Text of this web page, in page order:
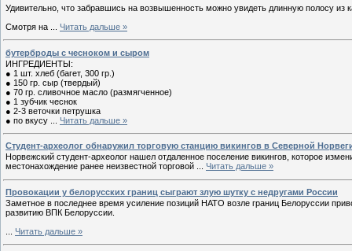
Удивительно, что забравшись на возвышенность можно увидеть длинную полосу из
Смотря на
Читать дальше »
бутерброды с чесноком и сыром
ИНГРЕДИЕНТЫ:
● 1 шт. хлеб (багет, 300 гр.)
● 150 гр. сыр (твердый)
● 70 гр. сливочное масло (размягченное)
● 1 зубчик чеснок
● 2-3 веточки петрушка
● по вкусу
Читать дальше »
Студент-археолог обнаружил торговую станцию викингов в Северной
Норвежский студент-археолог нашел отдаленное поселение викингов, которое
местонахождение ранее неизвестной торговой
Читать дальше »
Провокации у белорусских границ сыграют злую шутку с недругами России
Заметное в последнее время усиление позиций НАТО возле границ Белоруссии
развитию ВПК Белоруссии.
Читать дальше »